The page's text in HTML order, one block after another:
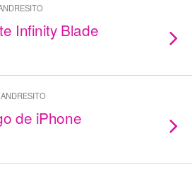
Infinity Blade
de iPhone